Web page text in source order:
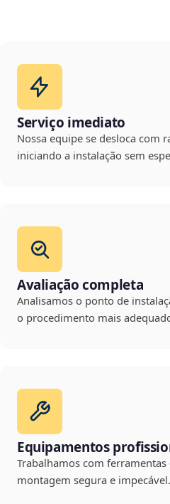
Serviço imediato
Nossa equipe se desloca com
iniciando a instalação sem
Avaliação completa
Analisamos o ponto de
o procedimento mais
Equipamentos
Trabalhamos com
montagem segura e impecável.